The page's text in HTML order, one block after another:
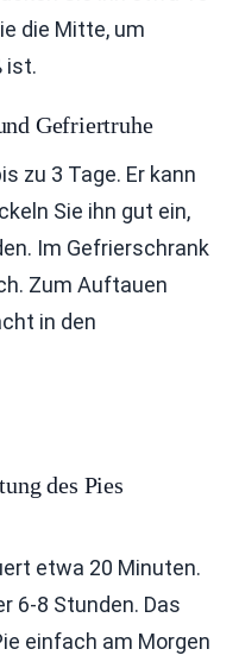
die Mitte, um
ist.
Gefriertruhe
zu 3 Tage. Er kann
Sie ihn gut ein,
Im Gefrierschrank
Zum Auftauen
in den
des Pies
etwa 20 Minuten.
6-8 Stunden. Das
einfach am Morgen